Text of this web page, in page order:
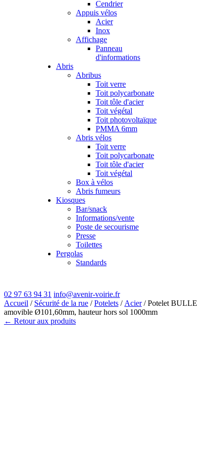
Cendrier
Appuis vélos
Acier
Inox
Affichage
Panneau
d'informations
Abris
Abribus
Toit verre
Toit polycarbonate
Toit tôle d'acier
Toit végétal
Toit photovoltaïque
PMMA 6mm
Abris vélos
Toit verre
Toit polycarbonate
Toit tôle d'acier
Toit végétal
Box à vélos
Abris fumeurs
Kiosques
Bar/snack
Informations/vente
Poste de secourisme
Presse
Toilettes
Pergolas
Standards
02 97 63 94 31 info@avenir-voirie.fr
Accueil / Sécurité de la rue /Potelets / Acier/ Potelet BULLE
amovible Ø101,60mm, hauteur hors sol 1000mm
← Retour aux produits